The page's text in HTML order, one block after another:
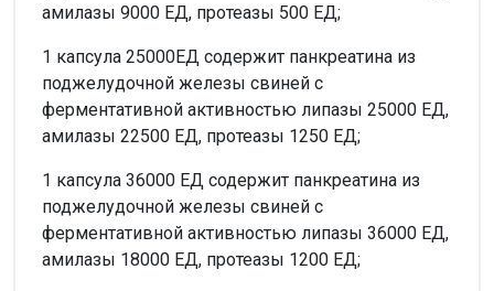
амилазы 9000 ЕД, протеазы 500 ЕД;
1 капсула 25000ЕД содержит панкреатина из
поджелудочной железы свиней с
ферментативной активностью липазы 25000 ЕД,
амилазы 22500 ЕД, протеазы 1250 ЕД;
1 капсула 36000 ЕД содержит панкреатина из
поджелудочной железы свиней с
ферментативной активностью липазы 36000 ЕД,
амилазы 18000 ЕД, протеазы 1200 ЕД;